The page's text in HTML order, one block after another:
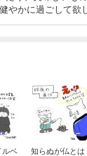
ルベ
知らぬが仏とは